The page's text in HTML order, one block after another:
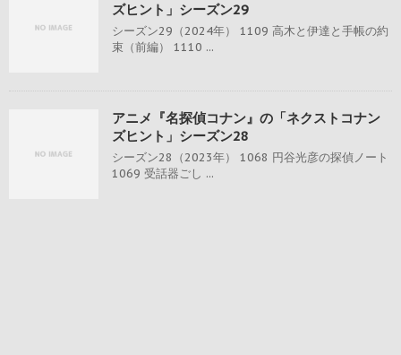
ズヒント」シーズン29
シーズン29（2024年） 1109 高木と伊達と手帳の約
束（前編） 1110 ...
アニメ『名探偵コナン』の「ネクストコナン
ズヒント」シーズン28
シーズン28（2023年） 1068 円谷光彦の探偵ノート
1069 受話器ごし ...